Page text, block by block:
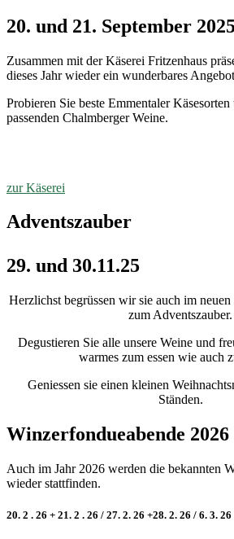
20. und 21. September
Zusammen mit der Käserei Fritzenhaus
dieses Jahr wieder ein wunderbares
Probieren Sie beste Emmentaler Käsesorten
passenden Chalmberger Weine.
zur Käserei
Adventszauber
29. und 30.11.25
Herzlichst begrüssen wir sie auch im
zum Adventszauber.
Degustieren Sie alle unsere Weine und
warmes zum essen wie auch
Geniessen sie einen kleinen
Ständen.
Winzerfondueabende 2026
Auch im Jahr 2026 werden die bekannten
wieder stattfinden.
20. 2 . 26 + 21. 2 . 26 / 27. 2. 26 +28. 2. 26 / 6. 3. 26